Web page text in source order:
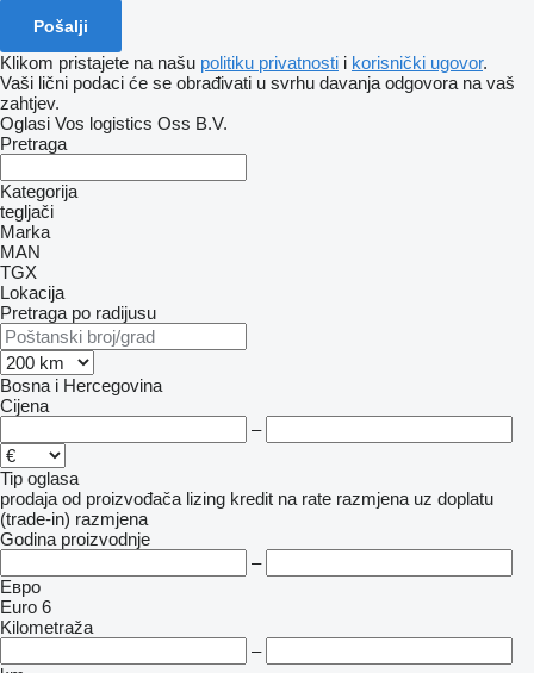
Klikom pristajete na našu politiku privatnosti i korisnički ugovor.
Vaši lični podaci će se obrađivati ​​u svrhu davanja odgovora na vaš
zahtjev.
Oglasi Vos logistics Oss B.V.
Pretraga
Kategorija
tegljači
Marka
MAN
TGX
Lokacija
Pretraga po radijusu
Bosna i Hercegovina
Cijena
–
Tip oglasa
prodaja od proizvođača lizing kredit na rate razmjena uz doplatu
(trade-in) razmjena
Godina proizvodnje
–
Евро
Euro 6
Kilometraža
–